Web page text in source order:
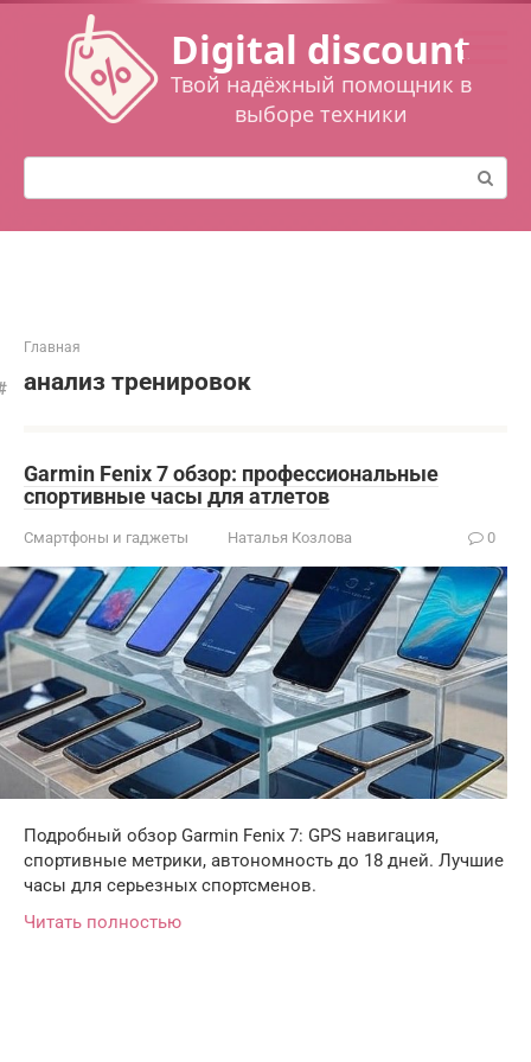
Перейти
контенту
Digital discount
Твой надёжный помощник в
выборе техники
Поиск:
Главная
анализ тренировок
Garmin Fenix 7 обзор: профессиональные
спортивные часы для атлетов
Смартфоны и гаджеты Наталья Козлова 0
Подробный обзор Garmin Fenix 7: GPS навигация,
спортивные метрики, автономность до 18 дней. Лучшие
часы для серьезных спортсменов.
Читать полностью